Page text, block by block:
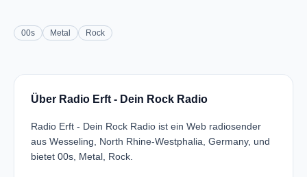
00s Metal Rock
Über Radio Erft - Dein Rock Radio
Radio Erft - Dein Rock Radio ist ein Web radiosender
aus Wesseling, North Rhine-Westphalia, Germany, und
bietet 00s, Metal, Rock.